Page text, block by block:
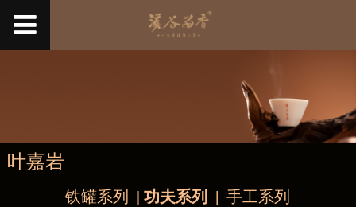
叶嘉岩
铁罐系列 |功夫系列 |手工系列